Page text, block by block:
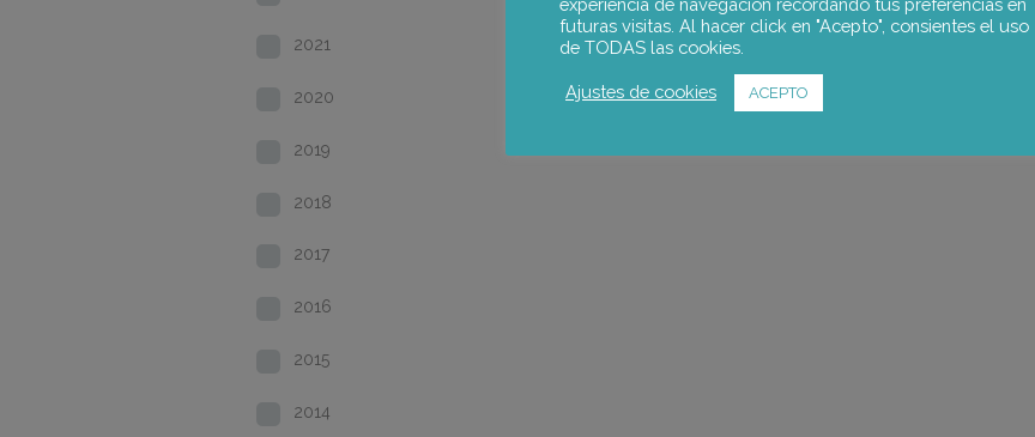
2021
2020
2019
2018
2017
2016
2015
2014
futuras visitas. Al hacer click en "Acepto", consientes el uso
de TODAS las cookies.
Ajustes de cookies ACEPTO